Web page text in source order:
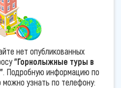
нет опубликованных
"Горнолыжные туры в
. Подробную информацию по
узнать по телефону: